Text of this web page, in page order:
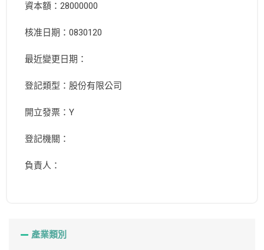
資本額：28000000
核准日期：0830120
最近變更日期：
登記類型：股份有限公司
開立發票：Y
登記機關：
負責人：
產業類別